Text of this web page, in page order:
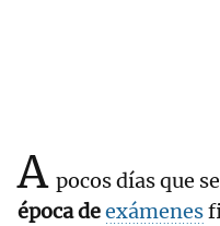
A pocos días que
época deexámenes